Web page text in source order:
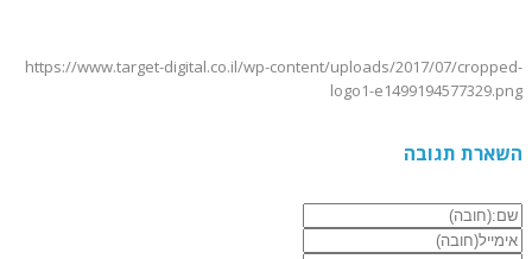
https://www.target-digital.co.il/wp-content/uploads/2017/07/cropped-
logo1-e1499194577329.png
השארת תגובה